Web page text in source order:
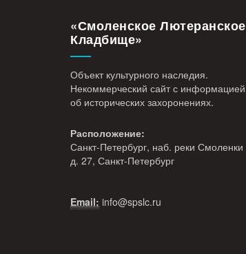
«Смоленское Лютеранское
Кладбище»
Объект культурного наследия.
Некоммерческий сайт с информацией
об исторических захоронениях.
Расположение:
Санкт-Петербург, наб. реки Смоленки
д. 27, Санкт-Петербург
Email: info@spslc.ru